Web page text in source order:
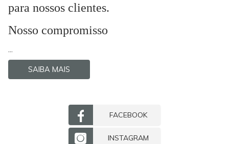
para nossos clientes.
Nosso compromisso
SAIBA MAIS
FACEBOOK
INSTAGRAM